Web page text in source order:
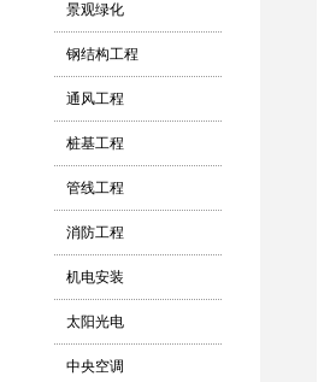
景观绿化
钢结构工程
通风工程
桩基工程
管线工程
消防工程
机电安装
太阳光电
中央空调